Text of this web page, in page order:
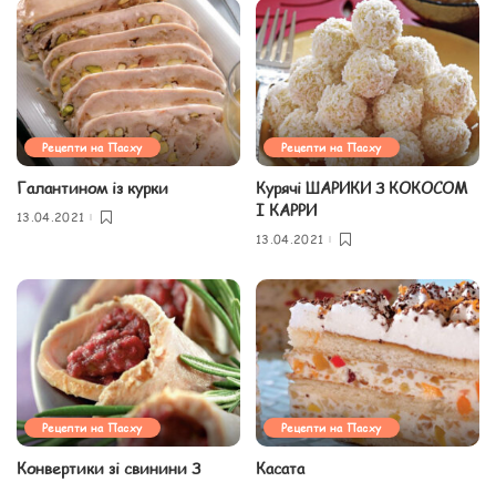
Рецепти на Пасху
Галантином із курки
13.04.2021
Рецепти на Пасху
Курячі ШАРИКИ З КОКОСОМ
І КАРРИ
13.04.2021
Рецепти на Пасху
Конвертики зі свинини З
Рецепти на Пасху
Касата